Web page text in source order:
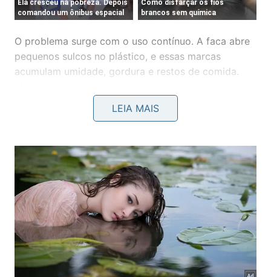
O problema surge com o uso contínuo. A faca abre
pequenos sulcos no plástico, e essas marcas
acumulam umidade, gordura e restos de comida.
ficar presa nas ranhuras. Os sinais de desgaste mais
importantes são estes:
Cortes profundos que não saem com a limpeza
comum.
Manchas persistentes depois do preparo de
carnes ou vegetais.
Cheiro preso na superfície, mesmo após lavar
com detergente.
Textura áspera nas áreas mais usadas.
Perda de firmeza ou deformação causada por
calor.
LEIA MAIS